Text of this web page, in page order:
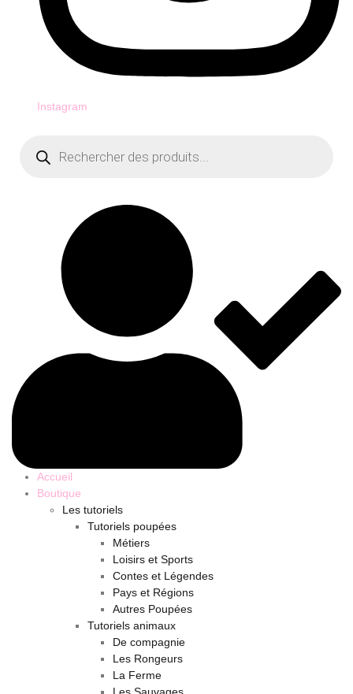
Instagram
produits
Accueil
Boutique
Les tutoriels
Tutoriels poupées
Métiers
Loisirs et Sports
Contes et Légendes
Pays et Régions
Autres Poupées
Tutoriels animaux
De compagnie
Les Rongeurs
La Ferme
Les Sauvages